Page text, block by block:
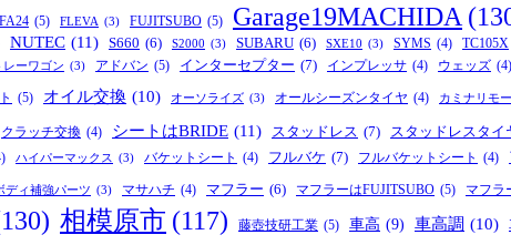
FA24 (5) FLEVA (3) FUJITSUBO (5) Garage19MACHIDA
NUTEC (11) S660 (6) S2000 (3) SUBARU (6) SXE10 (3) SYMS (4) TC105X
レーワゴン (3) アドバン (5) インターセプター (7) インプレッサ (4) ウェッズ (4)
(5) オイル交換 (10) オーソライズ (3) オールシーズンタイヤ (4) カミナリモ
クラッチ交換 (4) シートはBRIDE (11) スタッドレス (7) スタッドレスタイ
ハイパーマックス (3) バケットシート (4) フルバケ (7) フルバケットシート (4)
ディ補強パーツ (3) マサハチ (4) マフラー (6) マフラーはFUJITSUBO (5) マフラ
相模原市 (117) 藤壺技研工業 (5) 車高 (9) 車高調 (10)